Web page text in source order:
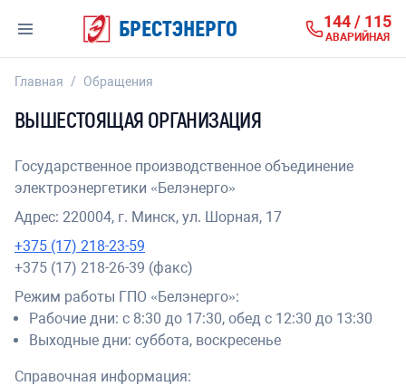
БРЕСТЭНЕРГО 144 / 115
АВАРИЙНАЯ
Главная / Обращения
ВЫШЕСТОЯЩАЯ ОРГАНИЗАЦИЯ
Государственное производственное объединение
электроэнергетики «Белэнерго»
Адрес: 220004, г. Минск, ул. Шорная, 17
+375 (17) 218-23-59
+375 (17) 218-26-39 (факс)
Режим работы ГПО «Белэнерго»:
Рабочие дни: с 8:30 до 17:30, обед с 12:30 до 13:30
Выходные дни: суббота, воскресенье
Справочная информация: